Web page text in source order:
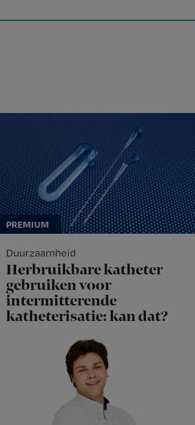
Duurzaamheid
Herbruikbare katheter
gebruiken voor
intermitterende
katheterisatie: kan dat?